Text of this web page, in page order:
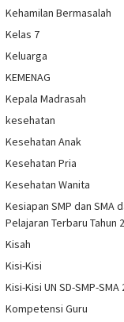
Kehamilan Bermasalah
Kelas 7
Keluarga
KEMENAG
Kepala Madrasah
kesehatan
Kesehatan Anak
Kesehatan Pria
Kesehatan Wanita
Kesiapan SMP dan SMA
Pelajaran Terbaru Tahun
Kisah
Kisi-Kisi
Kisi-Kisi UN SD-SMP-
Kompetensi Guru